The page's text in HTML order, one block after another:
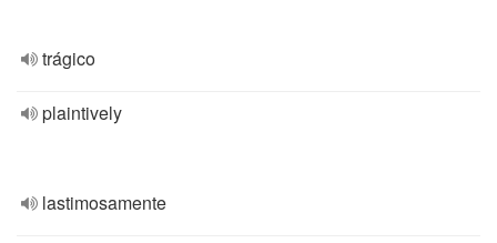
trágico
plaintively
lastimosamente